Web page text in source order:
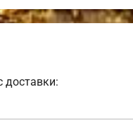
доставки: